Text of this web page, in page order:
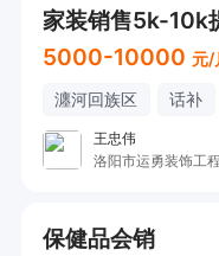
家装销售5k-10k
5000-10000 元/
瀍河回族区 话补
王忠伟
洛阳市运勇装饰工
保健品会销